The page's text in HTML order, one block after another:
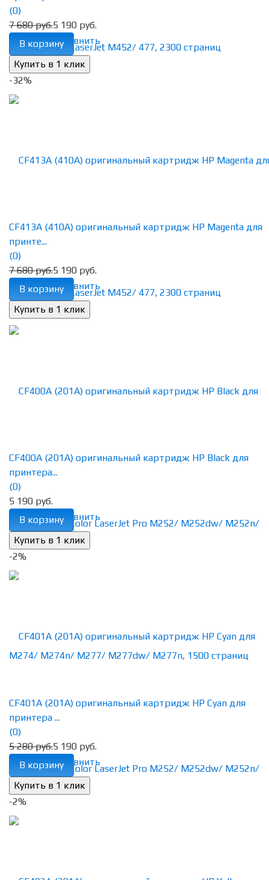
избранное сравнить
(0)
7 680 руб.5 190 руб.
В корзину
-32%
избранное сравнить
CF413A (410A) оригинальный картридж HP Magenta для
принте...
(0)
7 680 руб.5 190 руб.
В корзину
избранное сравнить
CF400A (201A) оригинальный картридж HP Black для
принтера...
(0)
5 190 руб.
В корзину
-2%
избранное сравнить
CF401A (201A) оригинальный картридж HP Cyan для
принтера ...
(0)
5 280 руб.5 190 руб.
В корзину
-2%